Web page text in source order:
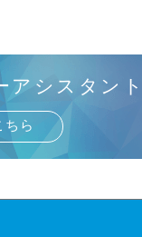
アシスタント
ちら